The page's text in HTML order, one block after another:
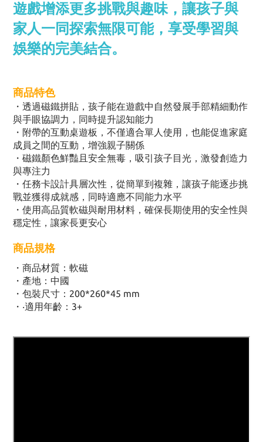
遊戲增添更多挑戰與趣味，讓孩子與
家人一同探索無限可能，享受學習與
娛樂的完美結合。
商品特色
・透過磁鐵拼貼，孩子能在遊戲中自然發展手部精細動作
與手眼協調力，同時提升認知能力
・附帶的互動桌遊板，不僅適合單人使用，也能促進家庭
成員之間的互動，增強親子關係
・磁鐵顏色鮮豔且安全無毒，吸引孩子目光，激發創造力
與專注力
・任務卡設計具層次性，從簡單到複雜，讓孩子能逐步挑
戰並獲得成就感，同時適應不同能力水平
・使用高品質軟磁與耐用材料，確保長期使用的安全性與
穩定性，讓家長更安心
商品規格
・ 商品材質：軟磁
・ 產地：中國
・ 包裝尺寸：200*260*45 mm
・ ‧適用年齡：3+